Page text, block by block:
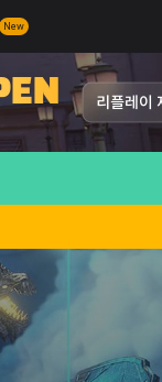
New